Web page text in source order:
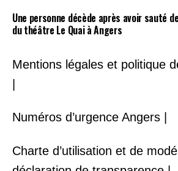
Une personne décède après avoir sauté
du théâtre Le Quai à Angers
Mentions légales et politique
Numéros d’urgence Angers |
Charte d’utilisation et de